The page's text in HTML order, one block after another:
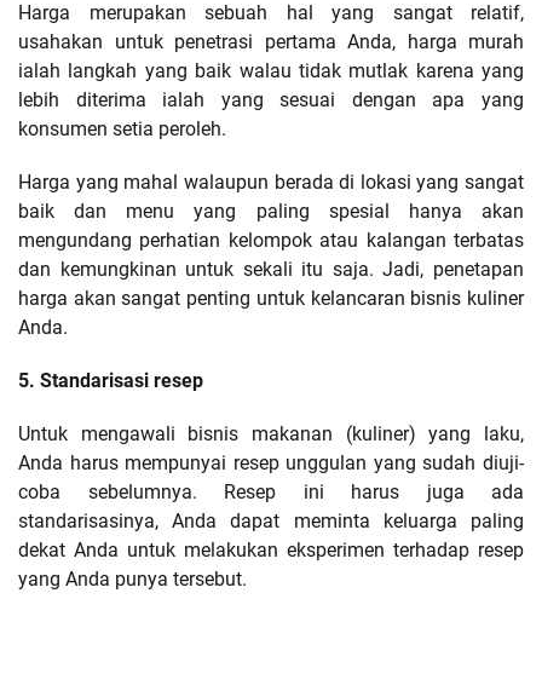
Harga merupakan sebuah hal yang sangat relatif,
usahakan untuk penetrasi pertama Anda, harga murah
ialah langkah yang baik walau tidak mutlak karena yang
lebih diterima ialah yang sesuai dengan apa yang
konsumen setia peroleh.
Harga yang mahal walaupun berada di lokasi yang sangat
baik dan menu yang paling spesial hanya akan
mengundang perhatian kelompok atau kalangan terbatas
dan kemungkinan untuk sekali itu saja. Jadi, penetapan
harga akan sangat penting untuk kelancaran bisnis kuliner
Anda.
5. Standarisasi resep
Untuk mengawali bisnis makanan (kuliner) yang laku,
Anda harus mempunyai resep unggulan yang sudah diuji-
coba sebelumnya. Resep ini harus juga ada
standarisasinya, Anda dapat meminta keluarga paling
dekat Anda untuk melakukan eksperimen terhadap resep
yang Anda punya tersebut.